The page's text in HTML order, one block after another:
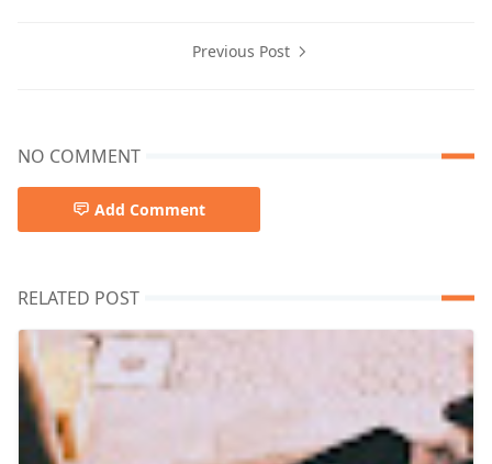
Previous Post
NO COMMENT
Add Comment
RELATED POST